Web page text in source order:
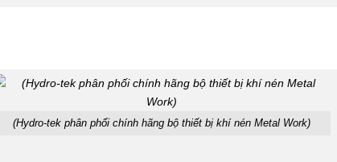
(Hydro-tek phân phối chính hãng bộ thiết bị khí nén Metal Work)